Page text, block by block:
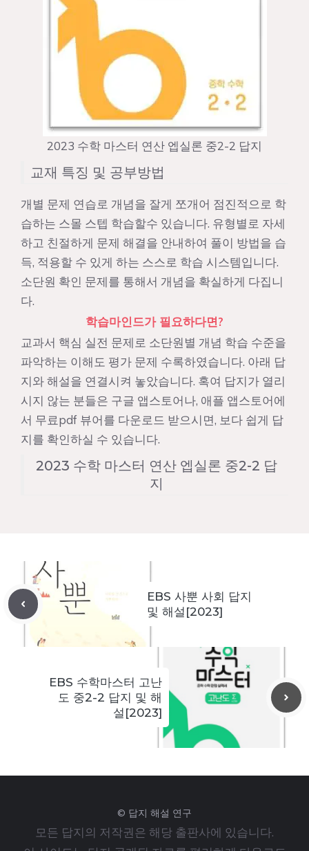
2023 수학 마스터 연산 엡실론 중2-2 답지
교재 특징 및 공부방법
개별 문제 연습로 개념을 잘게 쪼개어 점진적으로 학
습하는 스몰 스텝 학습할수 있습니다. 유형별로 자세
하고 친절하게 문제 해결을 안내하여 풀이 방법을 습
득, 적용할 수 있게 하는 스스로 학습 시스템입니다.
소단원 확인 문제를 통해서 개념을 확실하게 다집니
다.
학습마인드가 필요하다면?
교과서 핵심 실전 문제로 소단원별 개념 학습 수준을
파악하는 이해도 평가 문제 수록하였습니다. 아래 답
지와 해설을 연결시켜 놓았습니다. 혹여 답지가 열리
시지 않는 분들은 구글 앱스토어나, 애플 앱스토어에
서 무료pdf 뷰어를 다운로드 받으시면, 보다 쉽게 답
지를 확인하실 수 있습니다.
2023 수학 마스터 연산 엡실론 중2-2 답
지
EBS 사뿐 사회 답지
및 해설[2023]
EBS 수학마스터 고난
도 중2-2 답지 및 해
설[2023]
© 답지 해설 연구
모든 답지의 저작권은 해당 출판사에 있습니다.